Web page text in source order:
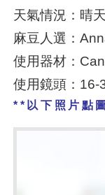
天氣情況：晴天
麻豆人選：
使用器材：
使用鏡頭：16-
**以下照片點